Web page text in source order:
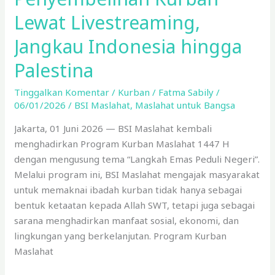
Lewat Livestreaming,
Jangkau Indonesia hingga
Palestina
Tinggalkan Komentar / Kurban / Fatma Sabily/
06/01/2026/ BSI Maslahat, Maslahat untuk Bangsa
Jakarta, 01 Juni 2026 — BSI Maslahat kembali
menghadirkan Program Kurban Maslahat 1447 H
dengan mengusung tema “Langkah Emas Peduli Negeri”.
Melalui program ini, BSI Maslahat mengajak masyarakat
untuk memaknai ibadah kurban tidak hanya sebagai
bentuk ketaatan kepada Allah SWT, tetapi juga sebagai
sarana menghadirkan manfaat sosial, ekonomi, dan
lingkungan yang berkelanjutan. Program Kurban
Maslahat